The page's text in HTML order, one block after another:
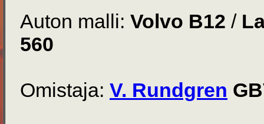
Auton malli: Volvo B12 /
560
Omistaja: V. Rundgren